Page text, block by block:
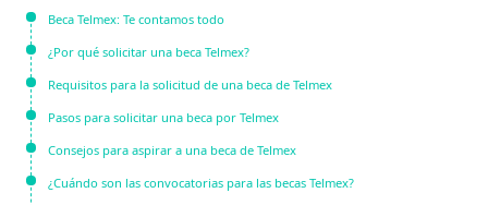
Beca Telmex: Te contamos todo
¿Por qué solicitar una beca Telmex?
Requisitos para la solicitud de una beca de Telmex
Pasos para solicitar una beca por Telmex
Consejos para aspirar a una beca de Telmex
¿Cuándo son las convocatorias para las becas Telmex?